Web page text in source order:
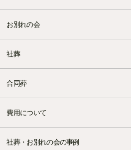
お別れの会
社葬
合同葬
費用について
社葬・お別れの会の事例